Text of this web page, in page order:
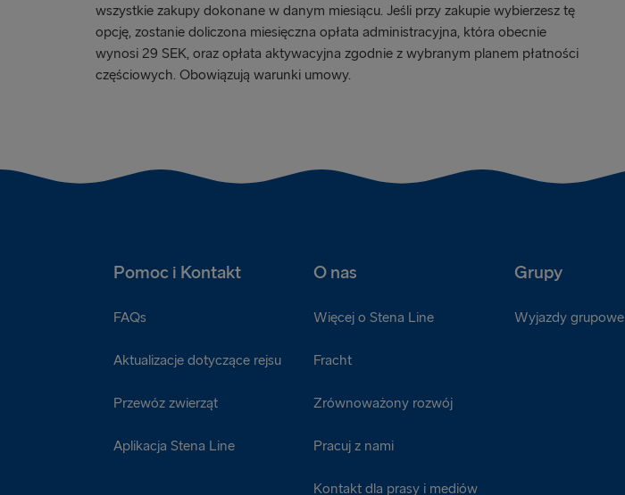
wszystkie zakupy dokonane w danym miesiącu. Jeśli przy zakupie wybierzesz tę
opcję, zostanie doliczona miesięczna opłata administracyjna, która obecnie
wynosi 29 SEK, oraz opłata aktywacyjna zgodnie z wybranym planem płatności
częściowych. Obowiązują warunki umowy.
Pomoc i Kontakt O nas Grupy
FAQs
Aktualizacje dotyczące rejsu
Przewóz zwierząt
Aplikacja Stena Line
Więcej o Stena Line
Fracht
Zrównoważony rozwój
Pracuj z nami
Kontakt dla prasy i mediów
Wyjazdy grupowe